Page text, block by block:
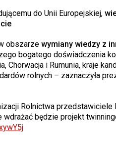
do Unii Europejskiej,
obszarze wymiany wiedzy z
bogatego doświadczenia
Chorwacja i Rumunia, kraje
rolnych – zaznaczyła
Rolnictwa przedstawiciele
wdrażać będzie projekt